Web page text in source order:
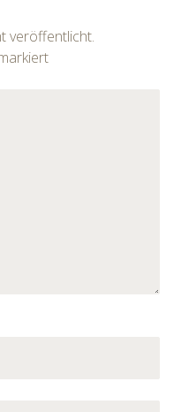
veröffentlicht.